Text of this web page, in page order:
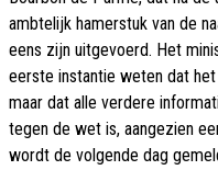
ambtelijk hamerstuk van de
eens zijn uitgevoerd. Het
eerste instantie weten dat
maar dat alle verdere
tegen de wet is, aangezien
wordt de volgende dag